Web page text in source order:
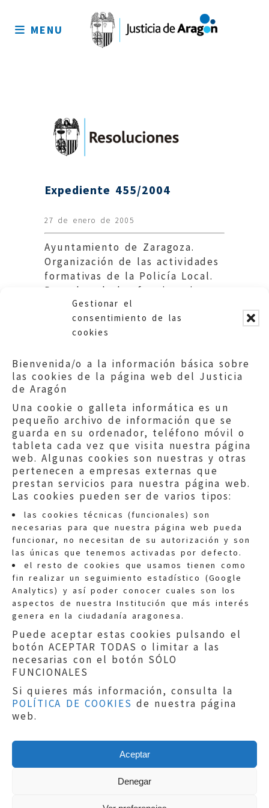
Gestionar el
consentimiento de las
cookies
Bienvenida/o a la información básica sobre
las cookies de la página web del Justicia
de Aragón
Una cookie o galleta informática es un
pequeño archivo de información que se
guarda en su ordenador, teléfono móvil o
tableta cada vez que visita nuestra página
web. Algunas cookies son nuestras y otras
pertenecen a empresas externas que
prestan servicios para nuestra página web.
Las cookies pueden ser de varios tipos:
las cookies técnicas (funcionales) son
necesarias para que nuestra página web pueda
funcionar, no necesitan de su autorización y son
las únicas que tenemos activadas por defecto.
el resto de cookies que usamos tienen como
fin realizar un seguimiento estadístico (Google
Analytics) y así poder conocer cuales son los
aspectos de nuestra Institución que más interés
genera en la ciudadanía aragonesa.
Puede aceptar estas cookies pulsando el
botón ACEPTAR TODAS o limitar a las
necesarias con el botón SÓLO
FUNCIONALES
Si quieres más información, consulta la
POLÍTICA DE COOKIES de nuestra página
web.
Aceptar
Denegar
sitio
MENU
Expediente 455/2004
27 de enero de 2005
Ayuntamiento de Zaragoza.
Organización de las actividades
formativas de la Policía Local.
Derechos de los funcionarios.
Derecho al cargo.
Quejas:quejas@eljusticiadearagon.es
Información general:
informacion@eljusticiadearagon.es
Teléfonos:900 210 210/
Aviso legal|Política de privacidad|
Protección de Datos
Política de cookies
Copyright © 2019El Justicia de Aragón|
Sephor Consulting